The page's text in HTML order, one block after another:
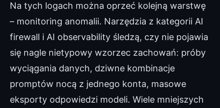
Na tych logach można oprzeć kolejną warstwę
– monitoring anomalii. Narzędzia z kategorii AI
firewall i AI observability śledzą, czy nie pojawia
się nagle nietypowy wzorzec zachowań: próby
wyciągania danych, dziwne kombinacje
promptów nocą z jednego konta, masowe
eksporty odpowiedzi modeli. Wiele mniejszych